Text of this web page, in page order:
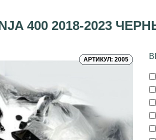
400 2018-2023
АРТИКУЛ: 2005